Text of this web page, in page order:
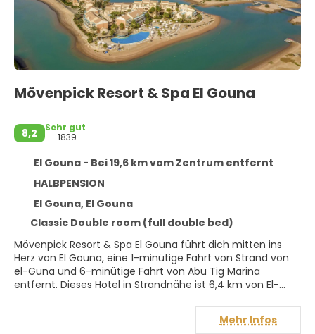
Mövenpick Resort & Spa El Gouna
8,2
Sehr gut
1839
El Gouna - Bei 19,6 km vom Zentrum entfernt
HALBPENSION
El Gouna, El Gouna
Classic Double room (full double bed)
Mövenpick Resort & Spa El Gouna führt dich mitten ins
Herz von El Gouna, eine 1-minütige Fahrt von Strand von
el-Guna und 6-minütige Fahrt von Abu Tig Marina
entfernt. Dieses Hotel in Strandnähe ist 6,4 km von El-
Gönn dir einen Besuch des Wellnessbereichs, der
Mehr Infos